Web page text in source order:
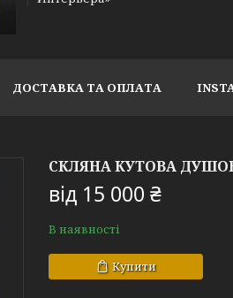
ДОСТАВКА ТА ОПЛАТА
СКЛЯНА КУТОВА
від 15 000 ₴
В наявності
Купити